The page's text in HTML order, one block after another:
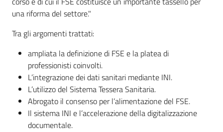
una riforma del settore."
Tra gli argomenti trattati:
ampliata la definizione di FSE e la platea di
professionisti coinvolti.
L’integrazione dei dati sanitari mediante INI.
L’utilizzo del Sistema Tessera Sanitaria.
Abrogato il consenso per l’alimentazione del FSE.
Il sistema INI e l’accelerazione della digitalizzazione
documentale.